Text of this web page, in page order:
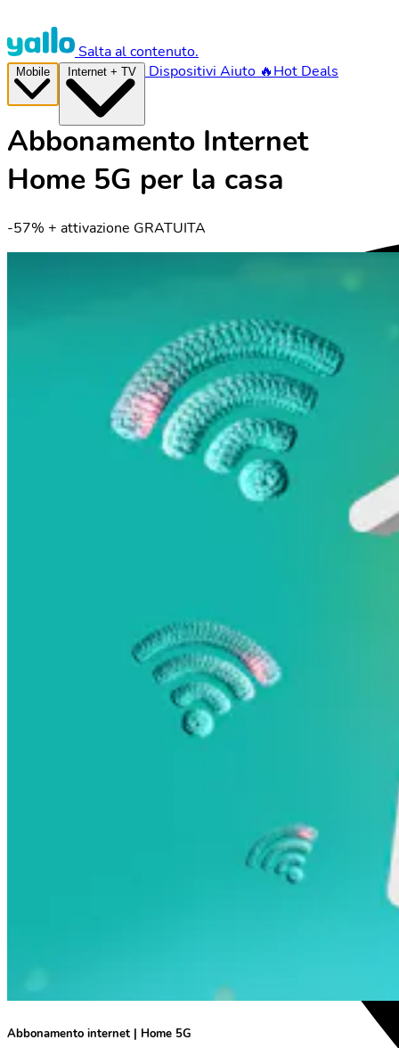
Salta al contenuto.
Dispositivi Aiuto 🔥Hot Deals
Abbonamento Internet
Home 5G per la casa
-57% + attivazione GRATUITA
Abbonamento internet | Home 5G